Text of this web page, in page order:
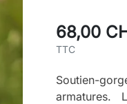
68,00
TTC
Soutien-
armatures.